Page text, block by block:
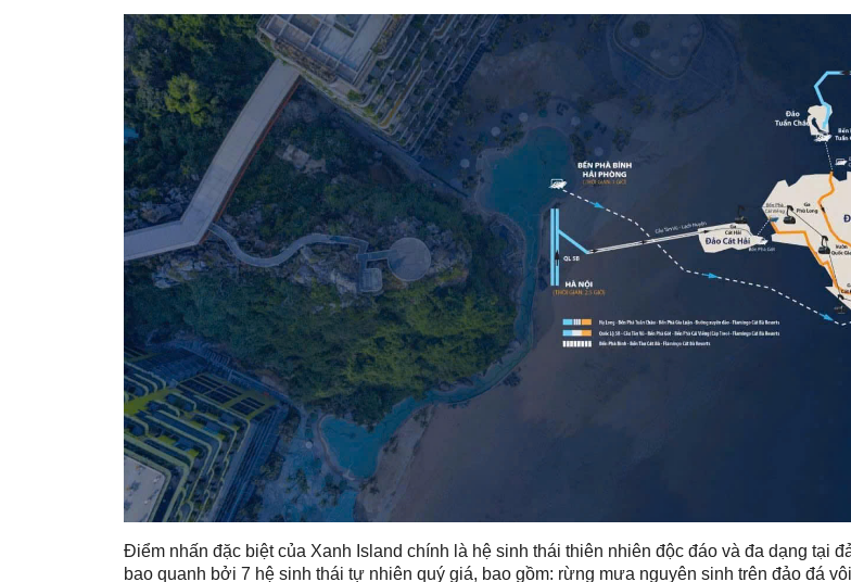
Điểm nhấn đặc biệt của Xanh Island chính là hệ sinh thái thiên nhiên độc đáo và đa dạng tại
bao quanh bởi 7 hệ sinh thái tự nhiên quý giá, bao gồm: rừng mưa nguyên sinh trên đảo đá